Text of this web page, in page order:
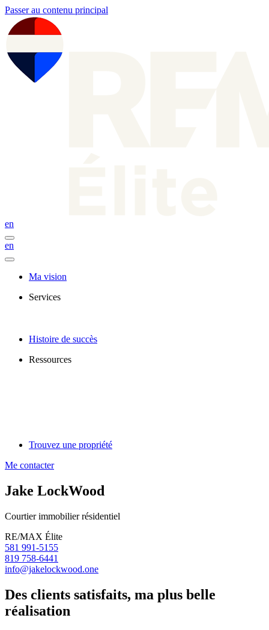
Passer au contenu principal
en
en
Ma vision
Services
Histoire de succès
Ressources
Trouvez une propriété
Me contacter
Jake LockWood
Courtier immobilier résidentiel
RE/MAX Élite
581 991-5155
819 758-6441
info@jakelockwood.one
Des clients satisfaits, ma plus belle
réalisation